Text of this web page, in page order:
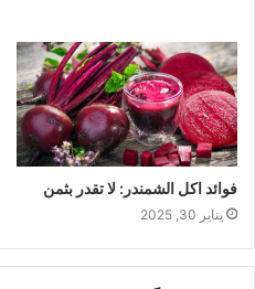
فوائد اكل الشمندر: لا تقدر بثمن
يناير 30, 2025